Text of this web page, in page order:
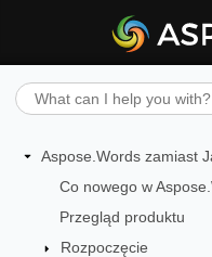
Aspose.Words zamiast
Co nowego w
Przegląd produktu
Rozpoczęcie